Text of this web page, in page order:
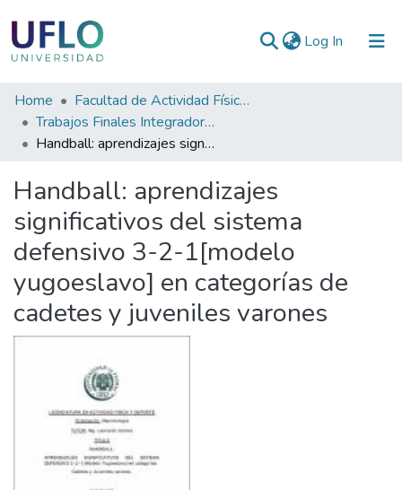
Log In (current)
Communities
&
Collections
All of RIUFLO
Statistics
Home
Facultad de Actividad Física y Deporte
Trabajos Finales Integradores (TFI) de la Licenciatura en Actividad Física y Deporte
Handball: aprendizajes significativos del sistema defensivo 3-2-1[modelo yugoeslavo] en categorías de cadetes y juveniles varones
Handball: aprendizajes
significativos del sistema
defensivo 3-2-1[modelo
yugoeslavo] en categorías de
cadetes y juveniles varones